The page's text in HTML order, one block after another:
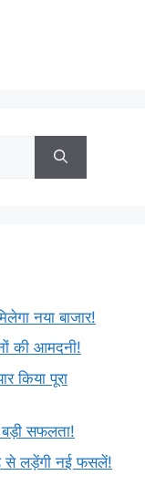
नया बाजार!
की आमदनी!
किया पूरा
सफलता!
से लड़ेंगी नई फसलें!